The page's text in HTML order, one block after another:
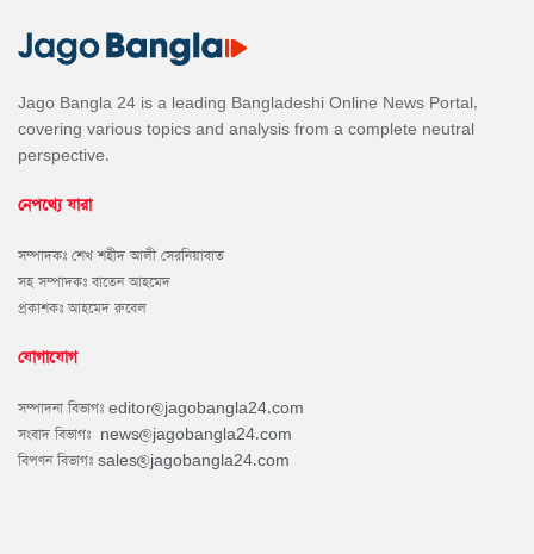
Jago Bangla 24 is a leading Bangladeshi Online News Portal,
covering various topics and analysis from a complete neutral
perspective.
নেপথ্যে যারা
সম্পাদকঃ শেখ শহীদ আলী সেরনিয়াবাত
সহ সম্পাদকঃ বাতেন আহমেদ
প্রকাশকঃ আহমেদ রুবেল
যোগাযোগ
সম্পাদনা বিভাগঃ editor@jagobangla24.com
সংবাদ বিভাগঃ news@jagobangla24.com
বিপণন বিভাগঃ sales@jagobangla24.com